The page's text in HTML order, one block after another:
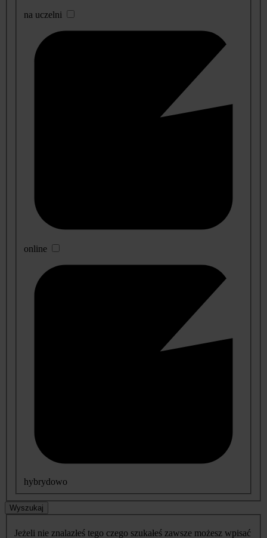
na uczelni
online
hybrydowo
Wyszukaj
Jeżeli nie znalazłeś tego czego szukałeś zawsze możesz wpisać